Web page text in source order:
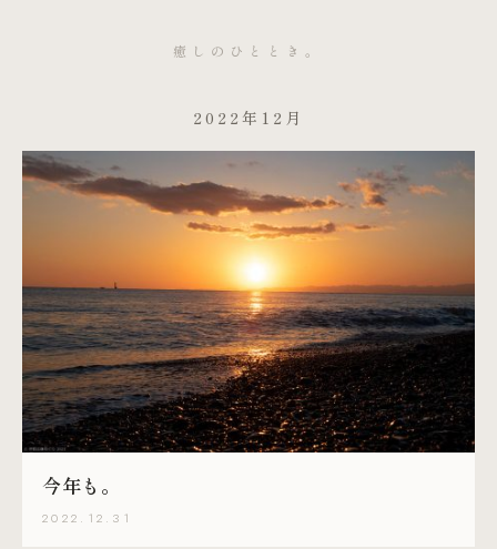
癒しのひととき。
2022年12月
今年も。
2022.12.31